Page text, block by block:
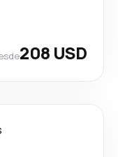
208 USD